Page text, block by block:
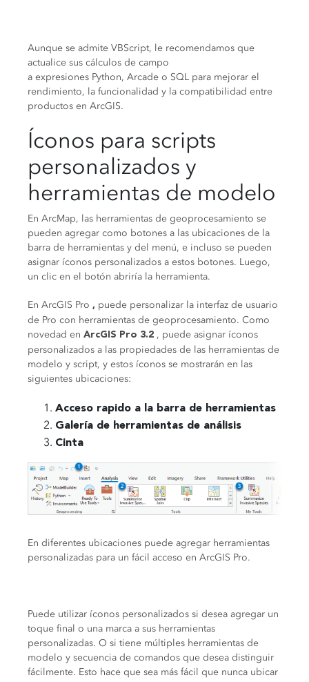
Aunque se admite VBScript, le recomendamos que
actualice sus cálculos de campo
a expresiones Python, Arcade o SQL para mejorar el
rendimiento, la funcionalidad y la compatibilidad entre
productos en ArcGIS.
Íconos para scripts
personalizados y
herramientas de modelo
En ArcMap, las herramientas de geoprocesamiento se
pueden agregar como botones a las ubicaciones de la
barra de herramientas y del menú, e incluso se pueden
asignar íconos personalizados a estos botones. Luego,
un clic en el botón abriría la herramienta.
En ArcGIS Pro , puede personalizar la interfaz de usuario
de Pro con herramientas de geoprocesamiento. Como
novedad en ArcGIS Pro 3.2 , puede asignar íconos
personalizados a las propiedades de las herramientas de
modelo y script, y estos íconos se mostrarán en las
siguientes ubicaciones:
Acceso rapido a la barra de herramientas
Galería de herramientas de análisis
Cinta
En diferentes ubicaciones puede agregar herramientas
personalizadas para un fácil acceso en ArcGIS Pro.
Puede utilizar íconos personalizados si desea agregar un
toque final o una marca a sus herramientas
personalizadas. O si tiene múltiples herramientas de
modelo y secuencia de comandos que desea distinguir
fácilmente. Esto hace que sea más fácil que nunca ubicar